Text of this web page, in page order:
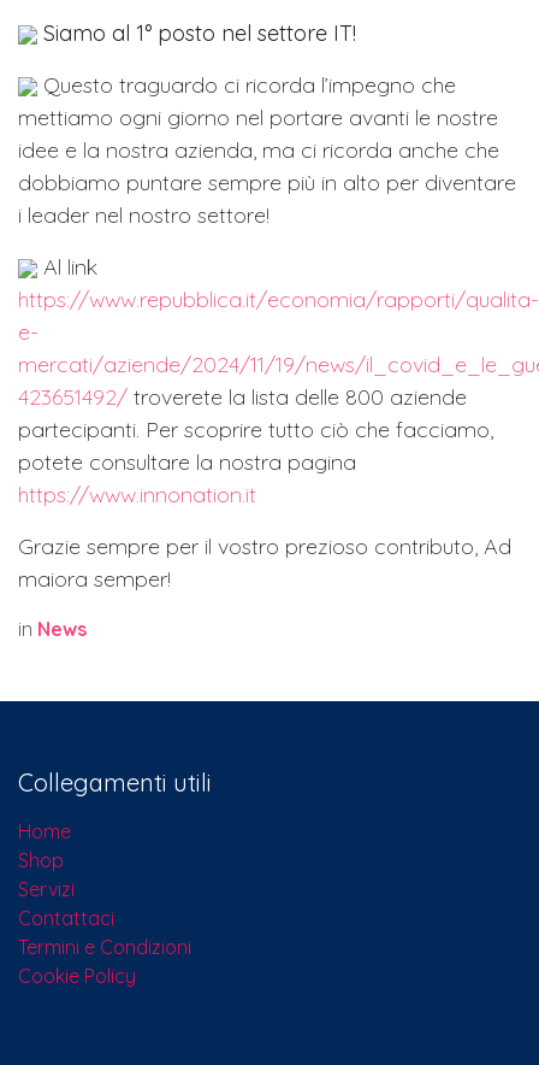
Siamo al 1° posto nel settore IT!
Questo traguardo ci ricorda l’impegno che
mettiamo ogni giorno nel portare avanti le nostre
idee e la nostra azienda, ma ci ricorda anche che
dobbiamo puntare sempre più in alto per diventare
i leader nel nostro settore!
Al link
https://www.repubblica.it/economia/rapporti/qualita-
e-
mercati/aziende/2024/11/19/news/
423651492/ troverete la lista delle 800 aziende
partecipanti. Per scoprire tutto ciò che facciamo,
potete consultare la nostra pagina
https://www.innonation.it
Grazie sempre per il vostro prezioso contributo, Ad
maiora semper!
in News
Collegamenti utili
Home
Shop
Servizi
Contattaci​
Termini e Condizioni
Cookie Policy